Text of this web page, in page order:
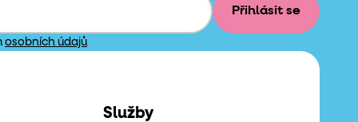
Přihlásit se
osobních údajů
Služby